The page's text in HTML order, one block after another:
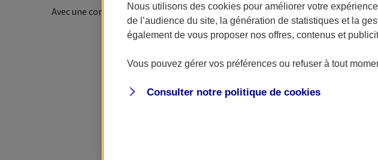
Nous utilisons des cookies pour améliorer votre
de l’audience du site, la génération de statistiques et la
également de vous proposer nos offres, contenus et
Vous pouvez gérer vos préférences ou refuser à tout
Consulter notre politique de cookies
Avec une consommation de 4,3L à 90 km/heure, ou de 5,7L à 120 km/heure,
pilote audacieux de partir à